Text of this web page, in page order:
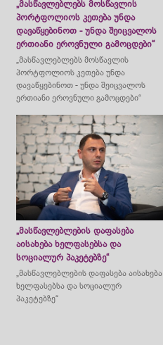
„მასწავლებლებს მოსწავლის
პორტფოლიოს კეთება უნდა
დავაწყებინოთ - უნდა შეიცვალოს
ერთიანი ეროვნული გამოცდები“
„მასწავლებლებს მოსწავლის
პორტფოლიოს კეთება უნდა
დავაწყებინოთ - უნდა შეიცვალოს
ერთიანი ეროვნული გამოცდები“
„მასწავლებლების დაფასება
აისახება ხელფასებსა და
სოციალურ პაკეტებზე“
„მასწავლებლების დაფასება აისახება
ხელფასებსა და სოციალურ
პაკეტებზე“